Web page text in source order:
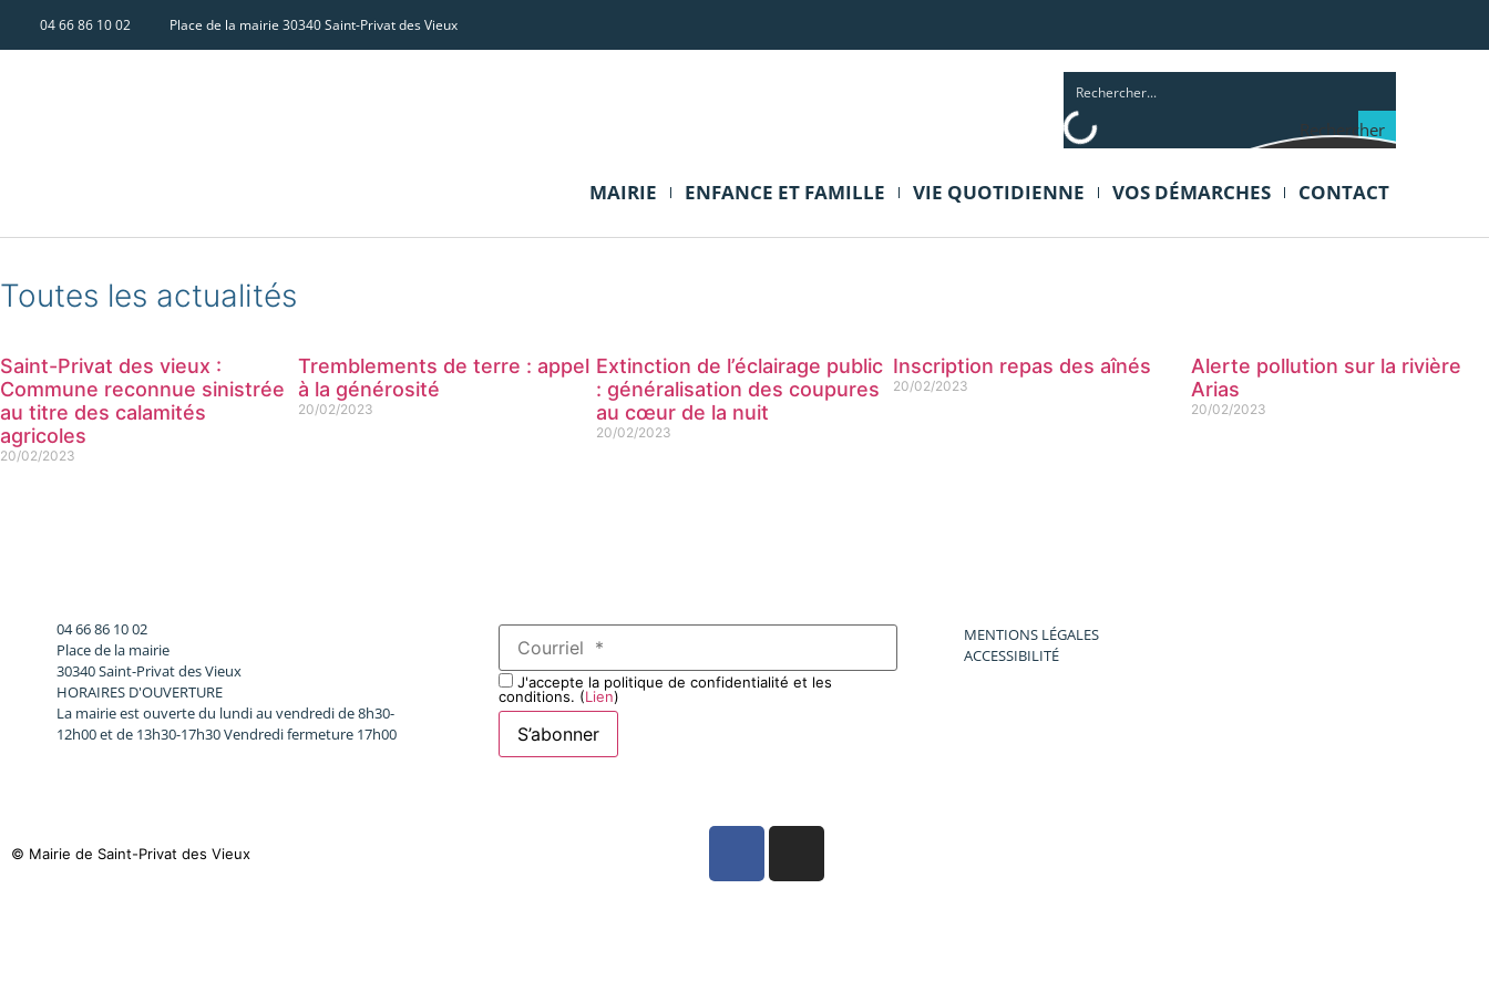
04 66 86 10 02 Place de la mairie 30340 Saint-Privat des Vieux
Rechercher
MAIRIE ENFANCE ET FAMILLE VIE QUOTIDIENNE VOS DÉMARCHES CONTACT
Toutes les actualités
Saint-Privat des vieux :
Commune reconnue sinistrée
au titre des calamités
agricoles
20/02/2023
Tremblements de terre : appel
à la générosité
20/02/2023
Extinction de l’éclairage public
: généralisation des coupures
au cœur de la nuit
20/02/2023
Inscription repas des aînés
20/02/2023
Alerte pollution sur la rivière
Arias
20/02/2023
04 66 86 10 02
Place de la mairie
30340 Saint-Privat des Vieux
HORAIRES D'OUVERTURE
La mairie est ouverte du lundi au vendredi de 8h30-
12h00 et de 13h30-17h30 Vendredi fermeture 17h00
J'accepte la politique de confidentialité et les
conditions. (Lien)
MENTIONS LÉGALES
ACCESSIBILITÉ
© Mairie de Saint-Privat des Vieux​